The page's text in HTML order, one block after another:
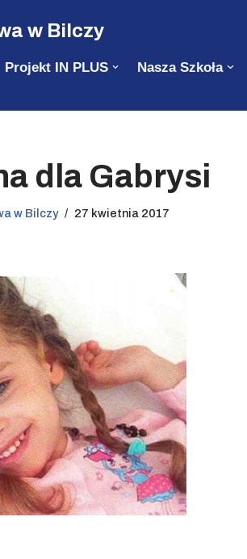
w Bilczy
Projekt IN PLUS Nasza Szkoła
dla Gabrysi
w Bilczy 27 kwietnia 2017